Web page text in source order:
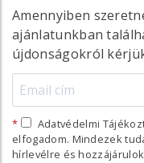
Amennyiben
ajánlatunkban
újdonságokról
Adatvédelmi
elfogadom. Mindezek
hírlevélre és